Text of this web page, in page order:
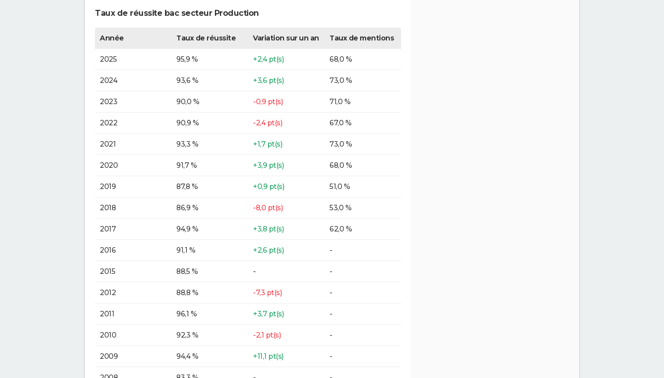
Taux de réussite bac secteur Production
Année Taux de réussite Variation sur un an Taux de mentions
2025 95,9 % +2,4 pt(s) 68,0 %
2024 93,6 % +3,6 pt(s) 73,0 %
2023 90,0 % -0,9 pt(s) 71,0 %
2022 90,9 % -2,4 pt(s) 67,0 %
2021 93,3 % +1,7 pt(s) 73,0 %
2020 91,7 % +3,9 pt(s) 68,0 %
2019 87,8 % +0,9 pt(s) 51,0 %
2018 86,9 % -8,0 pt(s) 53,0 %
2017 94,9 % +3,8 pt(s) 62,0 %
2016 91,1 % +2,6 pt(s) -
2015 88,5 % - -
2012 88,8 % -7,3 pt(s) -
2011 96,1 % +3,7 pt(s) -
2010 92,3 % -2,1 pt(s) -
2009 94,4 % +11,1 pt(s) -